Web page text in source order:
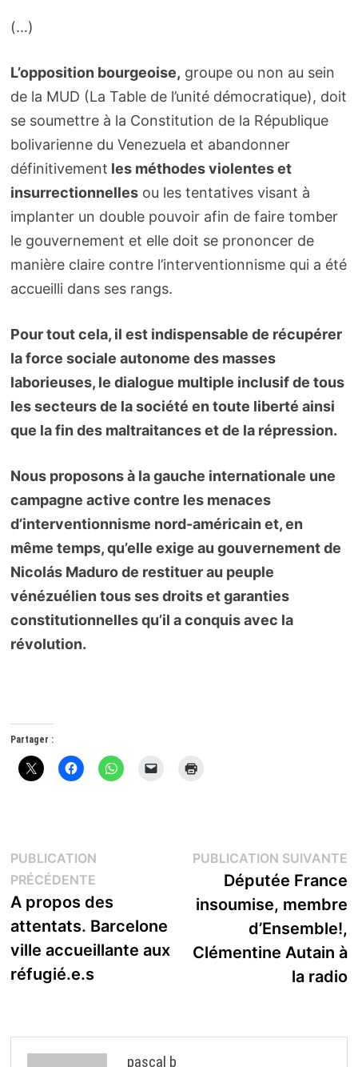
(…)
L’opposition bourgeoise, groupe ou non au sein
de la MUD (La Table de l’unité démocratique), doit
se soumettre à la Constitution de la République
bolivarienne du Venezuela et abandonner
définitivement les méthodes violentes et
insurrectionnellesou les tentatives visant à
implanter un double pouvoir afin de faire tomber
le gouvernement et elle doit se prononcer de
manière claire contre l’interventionnisme qui a été
accueilli dans ses rangs.
Pour tout cela, il est indispensable de récupérer
la force sociale autonome des masses
laborieuses, le dialogue multiple inclusif de tous
les secteurs de la société en toute liberté ainsi
que la fin des maltraitances et de la répression.
Nous proposons à la gauche internationale une
campagne active contre les menaces
d’interventionnisme nord-américain et, en
même temps, qu’elle exige au gouvernement de
Nicolás Maduro de restituer au peuple
vénézuélien tous ses droits et garanties
constitutionnelles qu’il a conquis avec la
révolution.
Partager :
Navigation
de
l’article
PUBLICATION
PRÉCÉDENTEPublication
précédente :
A propos des
attentats. Barcelone
ville accueillante aux
réfugié.e.s
PUBLICATION SUIVANTE
Députée France
insoumise, membre
d’Ensemble!,
Clémentine Autain à
la radio
pascal b